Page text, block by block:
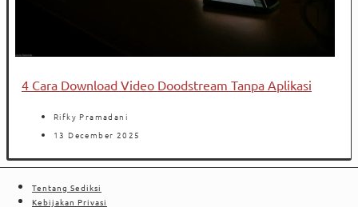
4 Cara Download Video Doodstream Tanpa Aplikasi
Rifky Pramadani
13 December 2025
Tentang Sediksi
Kebijakan Privasi